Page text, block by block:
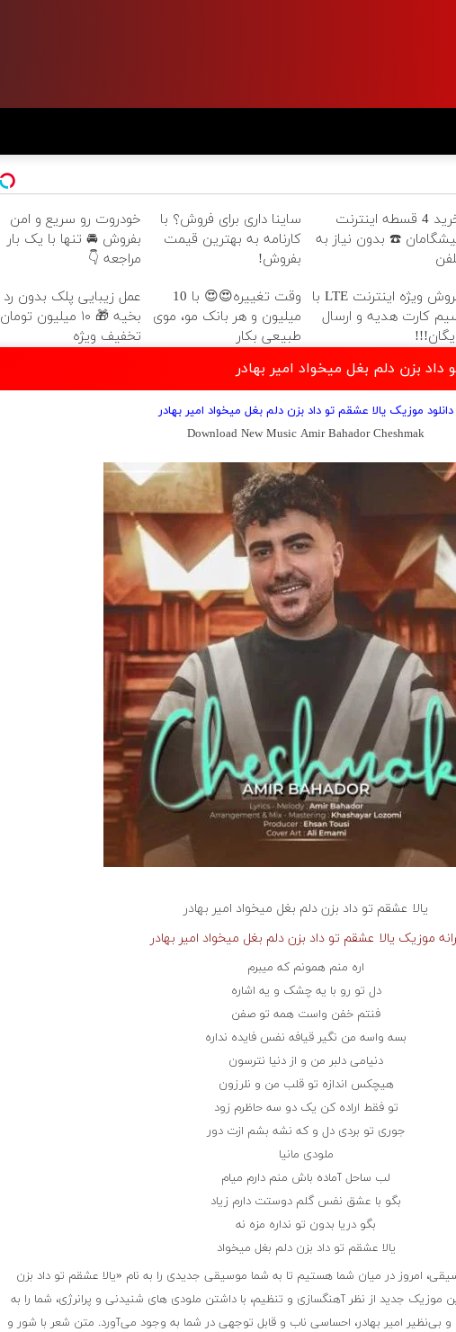
خرید 4 قسطه اینترنت
☎️ بدون نیاز به
ساینا داری برای فروش؟ با
کارنامه به بهترین قیمت
بفروش!
خودروت رو سریع و امن
بفروش 🚘 تنها با یک بار
مراجعه 👇
فروش ویژه اینترنت LTE با
کارت هدیه و ارسال
وقت تغییره😍😍 با 10
میلیون و هر بانک مو، موی
طبیعی بکار
عمل زیبایی پلک بدون رد
بخیه 🎁 ۱۰ میلیون تومان
تخفیف ویژه
داد بزن دلم بغل میخواد امیر بهادر
دانلود موزیک یالا عشقم تو داد بزن دلم بغل میخواد امیر بهادر
Download New Music Amir Bahador Cheshmak
یالا عشقم تو داد بزن دلم بغل میخواد امیر بهادر
موزیک یالا عشقم تو داد بزن دلم بغل میخواد امیر بهادر
اره منم همونم که میبرم
دل تو رو با یه چشک و یه اشاره
فنتم خفن واست همه تو صفن
بسه واسه من نگیر قیافه نفس فایده نداره
دنیامی دلبر من و از دنیا نترسون
هیچکس اندازه تو قلب من و نلرزون
تو فقط اراده کن یک دو سه حاظرم زود
جوری تو بردی دل و که نشه بشم ازت دور
ملودی مانیا
لب ساحل آماده باش منم دارم میام
بگو با عشق نفس گلم دوستت دارم زیاد
بگو دریا بدون تو نداره مزه نه
یالا عشقم تو داد بزن دلم بغل میخواد
امروز در میان شما هستیم تا به شما موسیقی جدیدی را به نام «یالا عشقم تو داد بزن
موزیک جدید از نظر آهنگسازی و تنظیم، با داشتن ملودی های شنیدنی و پرانرژی، شما را به
امیر بهادر، احساسی ناب و قابل توجهی در شما به وجود می‌آورد. متن شعر با شور و